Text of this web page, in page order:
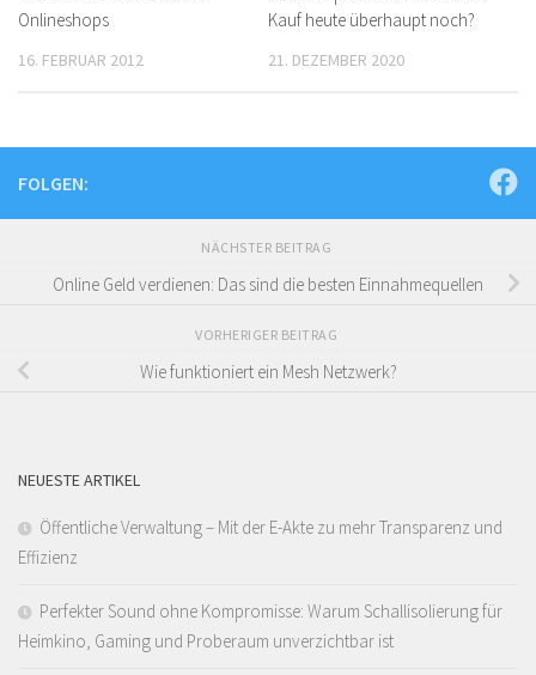
Onlineshops
16. FEBRUAR 2012
Kauf heute überhaupt noch?
21. DEZEMBER 2020
FOLGEN:
NÄCHSTER BEITRAG
Online Geld verdienen: Das sind die besten Einnahmequellen
VORHERIGER BEITRAG
Wie funktioniert ein Mesh Netzwerk?
NEUESTE ARTIKEL
Öffentliche Verwaltung – Mit der E-Akte zu mehr Transparenz und
Effizienz
Perfekter Sound ohne Kompromisse: Warum Schallisolierung für
Heimkino, Gaming und Proberaum unverzichtbar ist